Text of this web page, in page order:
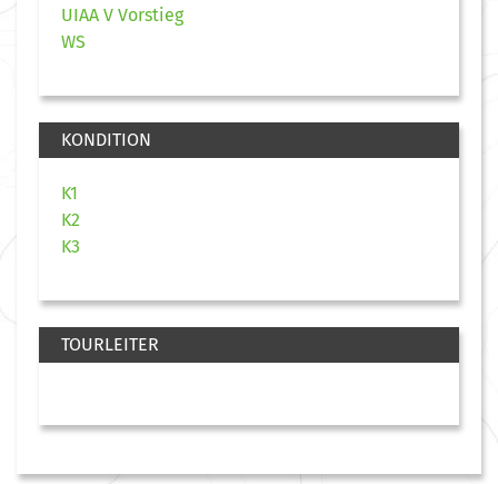
UIAA V Vorstieg
WS
KONDITION
K1
K2
K3
TOURLEITER